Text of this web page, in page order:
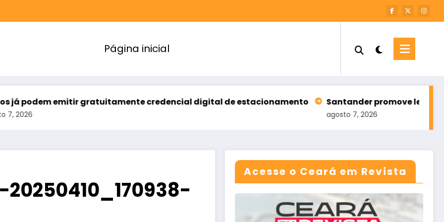
Página inicial
emitir gratuitamente credencial digital de estacionamento Santander promove leilão com 196
Acesse o Ceará em Revista